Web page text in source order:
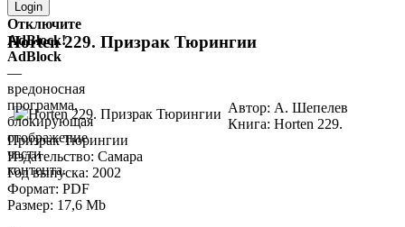
Отключите
AdBlock!
AdBlock
—
вредоносная
программа,
блокирующая
отображение
части
контента.
Horten 229. Призрак Тюрингии
Автор: А. Шепелев
Книга: Horten 229.
Призрак Тюрингии
Издательство: Самара
Год выпуска: 2002
Формат: PDF
Размер: 17,6 Mb